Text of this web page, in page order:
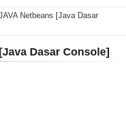
Netbeans [Java Dasar
Dasar Console]